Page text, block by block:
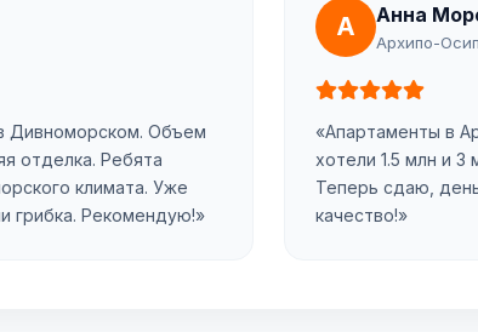
Дивноморском. Объем
отделка. Ребята
климата. Уже
грибка. Рекомендую!»
А Анна
Архипо-
«Апартаменты в
хотели 1.5 млн и 3
Теперь сдаю,
качество!»